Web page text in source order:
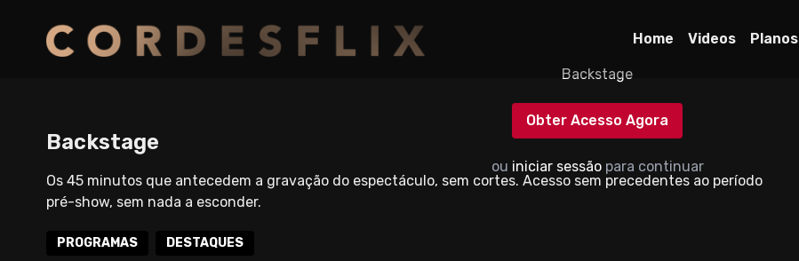
Home Videos Planos
Backstage
Obter Acesso Agora
ou iniciar sessãopara continuar
Backstage
Os 45 minutos que antecedem a gravação do espectáculo, sem cortes. Acesso sem precedentes ao período
pré-show, sem nada a esconder.
PROGRAMAS DESTAQUES